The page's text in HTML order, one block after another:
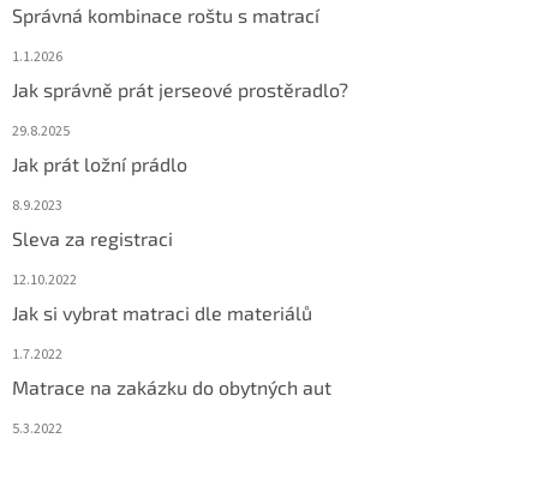
Správná kombinace roštu s matrací
1.1.2026
Jak správně prát jerseové prostěradlo?
29.8.2025
Jak prát ložní prádlo
8.9.2023
Sleva za registraci
12.10.2022
Jak si vybrat matraci dle materiálů
1.7.2022
Matrace na zakázku do obytných aut
5.3.2022